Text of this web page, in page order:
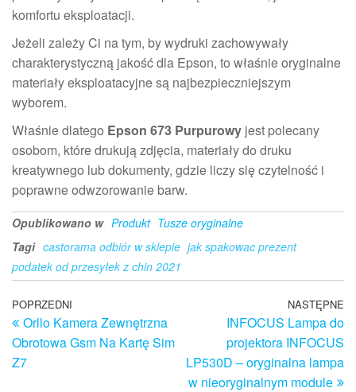
komfortu eksploatacji.
Jeżeli zależy Ci na tym, by wydruki zachowywały
charakterystyczną jakość dla Epson, to właśnie oryginalne
materiały eksploatacyjne są najbezpieczniejszym
wyborem.
Właśnie dlatego Epson 673 Purpurowy jest polecany
osobom, które drukują zdjęcia, materiały do druku
kreatywnego lub dokumenty, gdzie liczy się czytelność i
poprawne odwzorowanie barw.
Opublikowano w Produkt Tusze oryginalne
Tagi castorama odbiór w sklepie jak spakowac prezent
podatek od przesyłek z chin 2021
Nawigacja
wpisu
Poprzedni
wpis
POPRZEDNI
Orllo Kamera Zewnętrzna
Obrotowa Gsm Na Kartę Sim
Z7
NASTĘPNE
INFOCUS Lampa do
projektora INFOCUS
LP530D – oryginalna lampa
w nieoryginalnym module